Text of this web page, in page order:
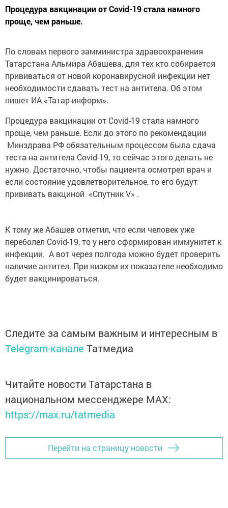
Процедура вакцинации от Covid-19 стала намного
проще, чем раньше.
По словам первого замминистра здравоохранения
Татарстана Альмира Абашева, для тех кто собирается
прививаться от новой коронавирусной инфекции нет
необходимости сдавать тест на антитела. Об этом
пишет ИА «Татар-информ».
Процедура вакцинации от Covid-19 стала намного
проще, чем раньше. Если до этого по рекомендации
Минздрава РФ обязательным процессом была сдача
теста на антитела Covid-19, то сейчас этого делать не
нужно. Достаточно, чтобы пациента осмотрел врач и
если состояние удовлетворительное, то его будут
прививать вакциной «Спутник V» .
К тому же Абашев отметил, что если человек уже
переболел Covid-19, то у него сформирован иммунитет к
инфекции. А вот через полгода можно будет проверить
наличие антител. При низком их показателе необходимо
будет вакцинироваться.
Следите за самым важным и интересным в
Telegram-канале Татмедиа
Читайте новости Татарстана в
национальном мессенджере MАХ:
https://max.ru/tatmedia
Перейти на страницу новости